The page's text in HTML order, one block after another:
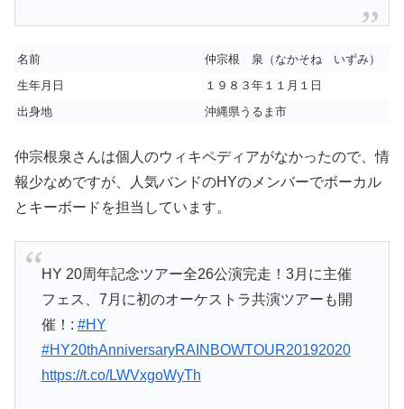
名前
仲宗根 泉（なかそね いずみ）
生年月日
１９８３年１１月１日
出身地
沖縄県うるま市
仲宗根泉さんは個人のウィキペディアがなかったので、情
報少なめですが、人気バンドのHYのメンバーでボーカル
とキーボードを担当しています。
HY 20周年記念ツアー全26公演完走！3月に主催
フェス、7月に初のオーケストラ共演ツアーも開
催！: #HY
#HY20thAnniversaryRAINBOWTOUR20192020
https://t.co/LWVxgoWyTh